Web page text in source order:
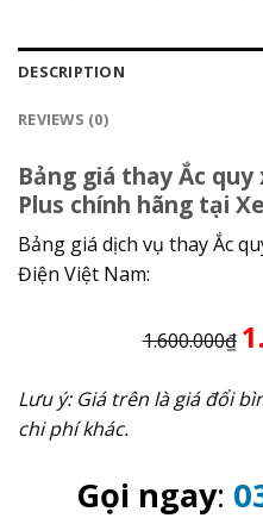
DESCRIPTION
REVIEWS (0)
Bảng giá thay Ắc quy
Plus chính hãng tại
Bảng giá dịch vụ thay Ắc
Điện Việt Nam:
1.600.000₫
Lưu ý: Giá trên là giá đổi
chi phí khác.
Gọi ngay: